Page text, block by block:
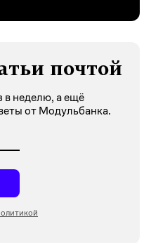
почтой
в неделю, а ещё
от Модульбанка.